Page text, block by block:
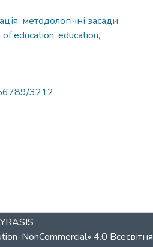
методологічні засади,
education, education,
3212
NonCommercial» 4.0 Всесвітня